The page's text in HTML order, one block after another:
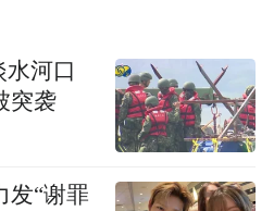
水河口
突袭
发“谢罪